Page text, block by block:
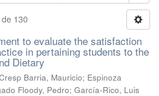
130
to evaluate the satisfaction
in pertaining students to the
Dietary
Barria, Mauricio; Espinoza
Floody, Pedro; García-Rico, Luis